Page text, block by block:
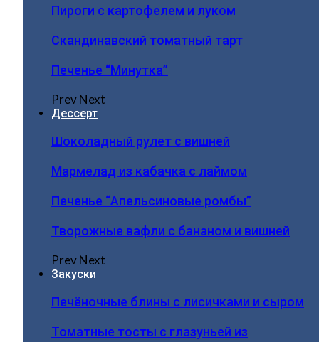
Пироги c картофелем и луком
Скандинавский томатный тарт
Печенье “Минутка”
PrevNext
Дессерт
Шоколадный рулет с вишней
Мармелад из кабачка с лаймом
Печенье “Апельсиновые ромбы”
Творожные вафли с бананом и вишней
PrevNext
Закуски
Печёночные блины с лисичками и сыром
Томатные тосты с глазуньей из